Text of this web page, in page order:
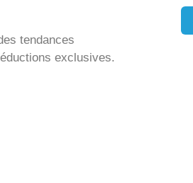
tendances
exclusives.